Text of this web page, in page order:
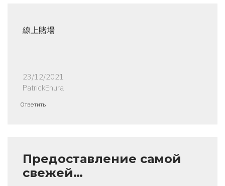
線上賭場
23/12/2021
PatrickEnura
Ответить
Предоставление самой
свежей…